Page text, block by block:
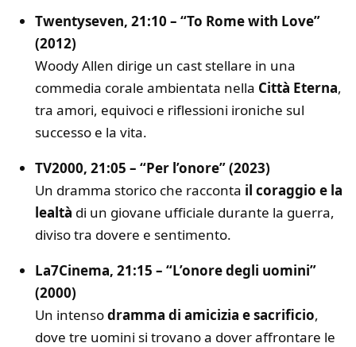
Twentyseven, 21:10 – “To Rome with Love”
(2012)
Woody Allen dirige un cast stellare in una
commedia corale ambientata nella Città Eterna,
tra amori, equivoci e riflessioni ironiche sul
successo e la vita.
TV2000, 21:05 – “Per l’onore” (2023)
Un dramma storico che racconta il coraggio e la
lealtà di un giovane ufficiale durante la guerra,
diviso tra dovere e sentimento.
La7Cinema, 21:15 – “L’onore degli uomini”
(2000)
Un intensodramma di amicizia e sacrificio,
dove tre uomini si trovano a dover affrontare le